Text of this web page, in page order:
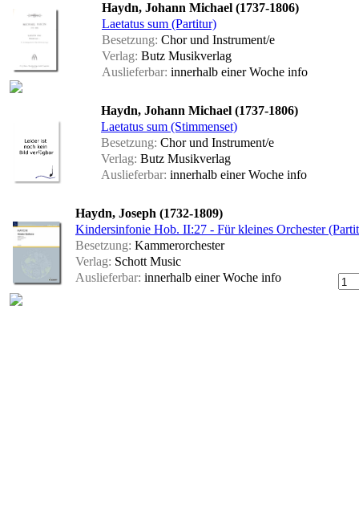
Haydn, Johann Michael (1737-1806)
Laetatus sum (Partitur)
Besetzung: Chor und Instrument/e
Verlag: Butz Musikverlag
Auslieferbar: innerhalb einer Woche info
Haydn, Johann Michael (1737-1806)
Laetatus sum (Stimmenset)
Besetzung: Chor und Instrument/e
Verlag: Butz Musikverlag
Auslieferbar: innerhalb einer Woche info
Haydn, Joseph (1732-1809)
Kindersinfonie Hob. II:27 - Für kleines Orchester
Besetzung: Kammerorchester
Verlag: Schott Music
Auslieferbar: innerhalb einer Woche info